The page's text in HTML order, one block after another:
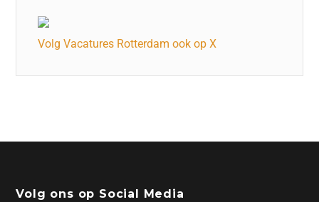
Volg Vacatures Rotterdam ook op X
Volg ons op Social Media